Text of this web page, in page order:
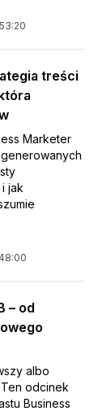
53:20
treści
Marketer
jak
48:00
– od
albo
odcinek
Business